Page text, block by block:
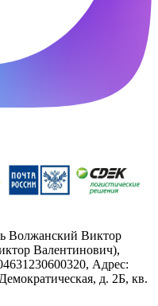
Волжанский Виктор
Валентинович),
Адрес:
д. 2Б, кв.